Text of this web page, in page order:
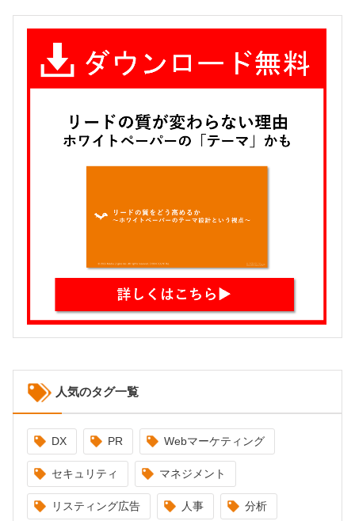
人気のタグ一覧
DX PR Webマーケティング
セキュリティ マネジメント
リスティング広告 人事 分析